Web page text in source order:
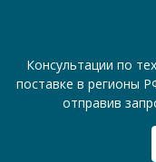
Консультации по
поставке в регионы
отправив